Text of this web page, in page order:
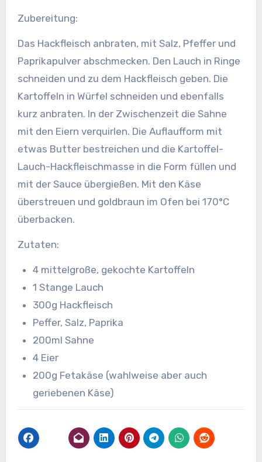
Zubereitung:
Das Hackfleisch anbraten, mit Salz, Pfeffer und
Paprikapulver abschmecken. Den Lauch in Ringe
schneiden und zu dem Hackfleisch geben. Die
Kartoffeln in Würfel schneiden und ebenfalls
kurz anbraten. In der Zwischenzeit die Sahne
mit den Eiern verquirlen. Die Auflaufform mit
etwas Butter bestreichen und die Kartoffel-
Lauch-Hackfleischmasse in die Form füllen und
mit der Sauce übergießen. Mit den Käse
überstreuen und goldbraun im Ofen bei 170°C
überbacken.
Zutaten:
4 mittelgroße, gekochte Kartoffeln
1 Stange Lauch
300g Hackfleisch
Peffer, Salz, Paprika
200ml Sahne
4 Eier
200g Fetakäse (wahlweise aber auch
geriebenen Käse)